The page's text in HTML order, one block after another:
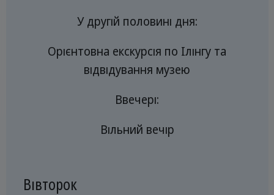
У другій половині дня:
Орієнтовна екскурсія по Ілінгу та
відвідування музею
Ввечері:
Вільний вечір
Вівторок